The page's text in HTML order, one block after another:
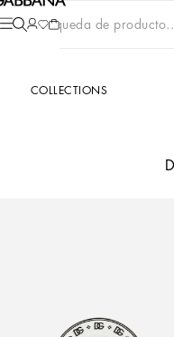
Búsqueda de producto...
COLLECTIONS